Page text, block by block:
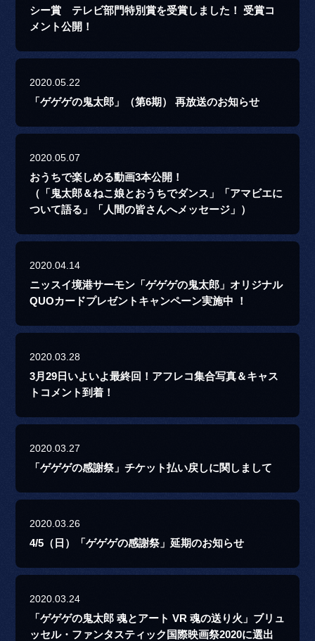
シー賞 テレビ部門特別賞を受賞しました！ 受賞コ
メント公開！
2020.05.22
「ゲゲゲの鬼太郎」（第6期） 再放送のお知らせ
2020.05.07
おうちで楽しめる動画3本公開！
（「鬼太郎＆ねこ娘とおうちでダンス」「アマビエに
ついて語る」「人間の皆さんへメッセージ」）
2020.04.14
ニッスイ境港サーモン「ゲゲゲの鬼太郎」オリジナル
QUOカードプレゼントキャンペーン実施中 ！
2020.03.28
3月29日いよいよ最終回！アフレコ集合写真＆キャス
トコメント到着！
2020.03.27
「ゲゲゲの感謝祭」チケット払い戻しに関しまして
2020.03.26
4/5（日）「ゲゲゲの感謝祭」延期のお知らせ
2020.03.24
「ゲゲゲの鬼太郎 魂とアート VR 魂の送り火」ブリュ
ッセル・ファンタスティック国際映画祭2020に選出